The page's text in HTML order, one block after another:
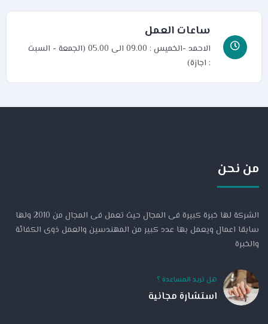
ساعات العمل
الاحمد -الخميس : 09.00 الى 05.00 (الجمعة - السبت
: اجازة)
من نحن
الشركة لها خبرة كبيرة فى المجال حيث تعمل فى المجال من 2010 ولها
سابقا اعمال ويعمل بها عدد كبير من المهندسين والعمل ذوى الكفائة
والخبرة
هل تريد المساعدة ؟
استشارة مجانية